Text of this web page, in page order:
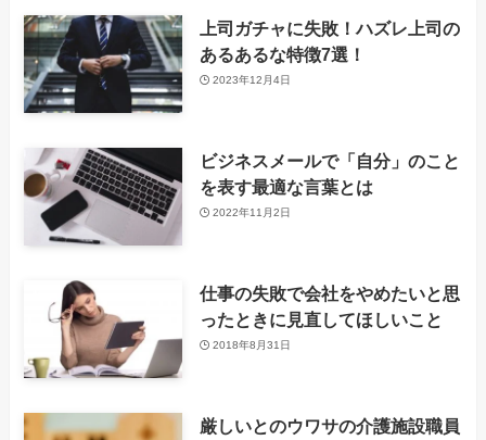
上司ガチャに失敗！ハズレ上司の
あるあるな特徴7選！
2023年12月4日
‌ビジネスメールで「自分」のこと
を表す最適な言葉とは
2022年11月2日
仕事の失敗で会社をやめたいと思
ったときに見直してほしいこと
2018年8月31日
厳しいとのウワサの介護施設職員